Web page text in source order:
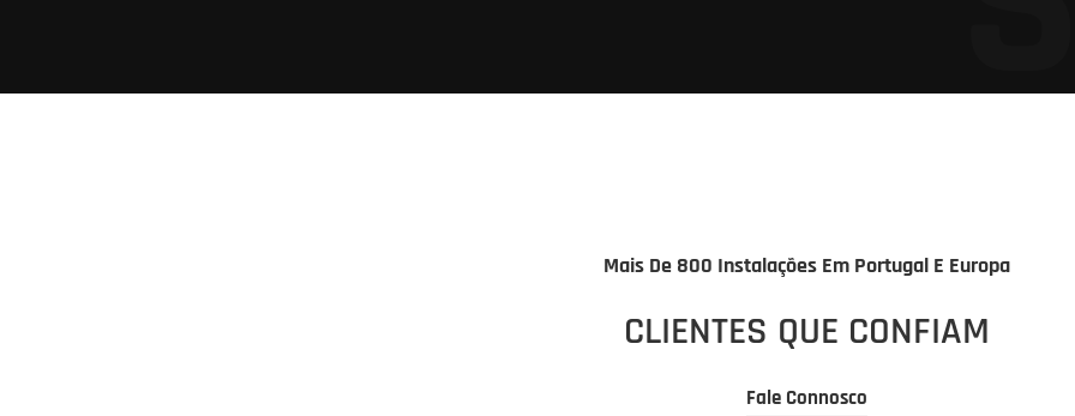
Mais De 800 Instalações Em Portugal E Europa
CLIENTES QUE CONFIAM
Fale Connosco